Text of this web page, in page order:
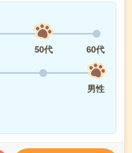
50代
60代
男性